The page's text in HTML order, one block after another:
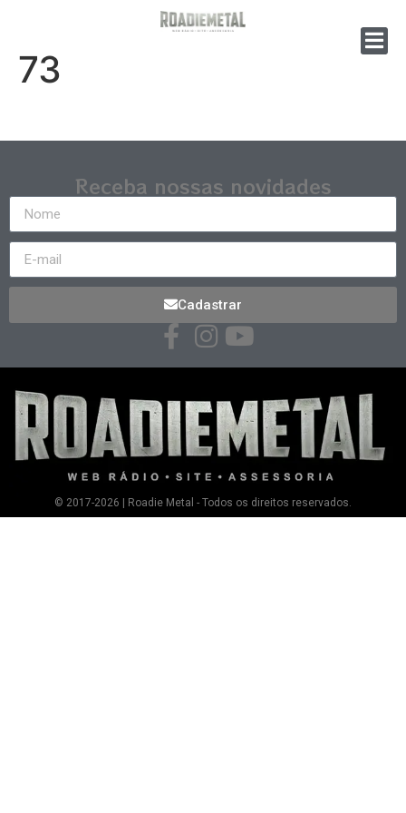
73
Receba nossas novidades
Cadastrar
© 2017-2026 | Roadie Metal - Todos os direitos reservados.